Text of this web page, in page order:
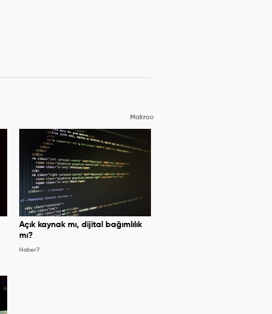
Makroo
Açık kaynak mı, dijital bağımlılık
mı?
Haber7